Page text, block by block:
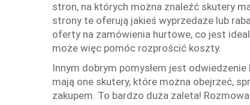
stron, na których można znaleźć skutery
strony te oferują jakieś wyprzedaże lub
oferty na zamówienia hurtowe, co jest
może więc pomóc rozprościć koszty.
Innym dobrym pomysłem jest
mają one skutery, które można obejrzeć,
zakupem. To bardzo duża zaleta!